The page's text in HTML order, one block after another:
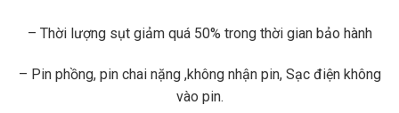
– Thời lượng sụt giảm quá 50% trong thời gian bảo hành
– Pin phồng, pin chai nặng ,không nhận pin, Sạc điện không
vào pin.